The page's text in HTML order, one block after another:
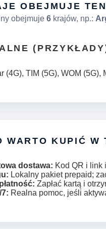
OBEJMUJE
obejmuje 6 krajów, np.:
(4G), TIM (5G), WOM
WARTO KUPIĆ W
dostawa: Kod QR i
Lokalny pakiet prepaid;
Zapłać kartą i
Realna pomoc, jeśli